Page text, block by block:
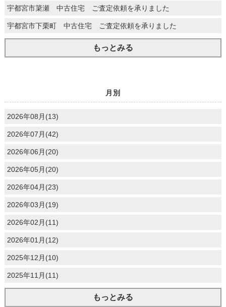
宇都宮市簗瀬 中古住宅 ご査定依頼を承りました
宇都宮市下栗町 中古住宅 ご査定依頼を承りました
もっとみる
月別
2026年08月(13)
2026年07月(42)
2026年06月(20)
2026年05月(20)
2026年04月(23)
2026年03月(19)
2026年02月(11)
2026年01月(12)
2025年12月(10)
2025年11月(11)
もっとみる